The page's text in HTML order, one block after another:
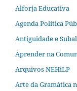
Alforja Educativa
Agenda Política
Antiguidade e
Aprender na
Arquivos NEHiLP
Arte da Gramática